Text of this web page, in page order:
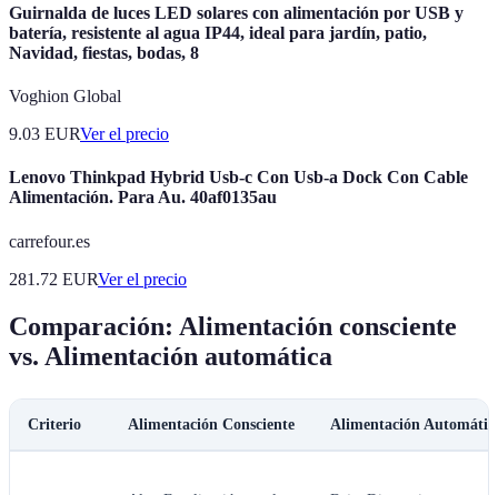
Guirnalda de luces LED solares con alimentación por USB y
batería, resistente al agua IP44, ideal para jardín, patio,
Navidad, fiestas, bodas, 8
Voghion Global
9.03 EURVer el precio
Lenovo Thinkpad Hybrid Usb-c Con Usb-a Dock Con Cable
Alimentación. Para Au. 40af0135au
carrefour.es
281.72 EURVer el precio
Comparación: Alimentación consciente
vs. Alimentación automática
Criterio Alimentación Consciente Alimentación